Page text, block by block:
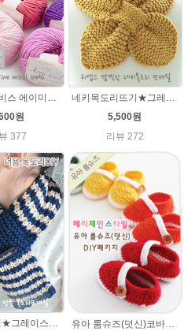
원
377
5,500원
리뷰 272
너음목도리★그레이스메리노울 뜨개실 목도리뜨기 뜨개질
유아 룸슈즈(덧신)코바늘뜨기 태교 취미뜨개질 뜨게질 에이미울 뜨개실